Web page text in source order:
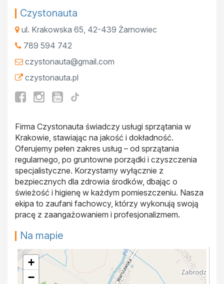
Czystonauta
ul. Krakowska 65, 42-439 Żarnowiec
789 594 742
czystonauta@gmail.com
czystonauta.pl
Firma Czystonauta świadczy usługi sprzątania w
Krakowie, stawiając na jakość i dokładność.
Oferujemy pełen zakres usług – od sprzątania
regularnego, po gruntowne porządki i czyszczenia
specjalistyczne. Korzystamy wyłącznie z
bezpiecznych dla zdrowia środków, dbając o
świeżość i higienę w każdym pomieszczeniu. Nasza
ekipa to zaufani fachowcy, którzy wykonują swoją
pracę z zaangażowaniem i profesjonalizmem.
Na mapie
+
−